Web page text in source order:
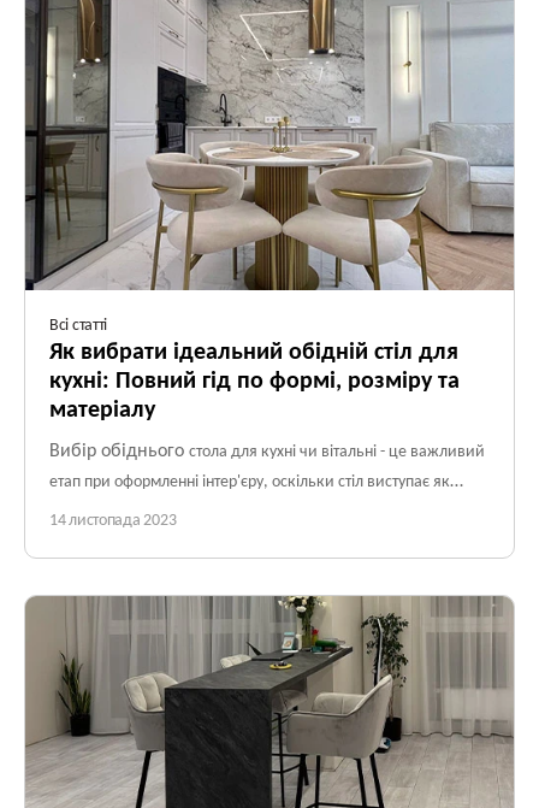
ідеально поєднуються між собою.
Всі статті
Як вибрати ідеальний обідній стіл для
кухні: Повний гід по формі, розміру та
матеріалу
Вибір обіднього стола для кухні чи вітальні - це важливий
етап при оформленні інтер'єру, оскільки стіл виступає як
центральний елемент кімнати і виконує різноманітні функції.
стільниці, які можуть вплинути на зручність експлуатації та
загальний естетичний вигляд кімнати. Наприклад багато
наших клієнтва підбирають стільницю під колір плитки чи
фасадів кухні.
14 листопада 2023